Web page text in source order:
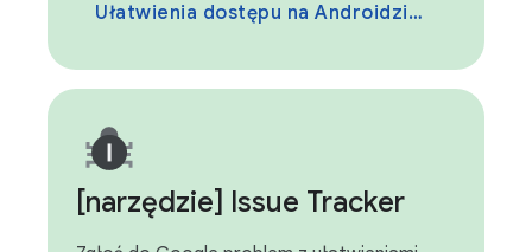
Ułatwienia dostępu na Androidzie na Stack Overflow
[narzędzie] Issue Tracker